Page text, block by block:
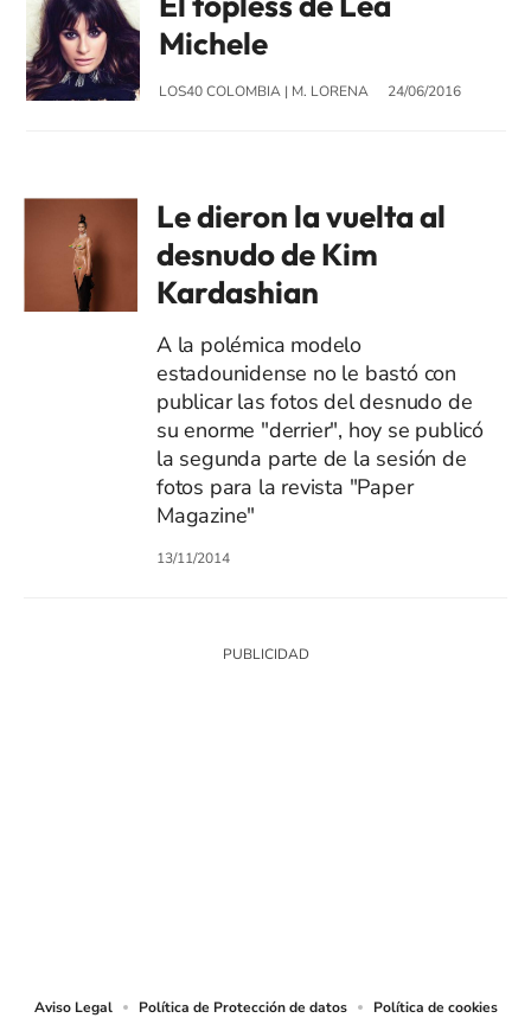
Michele
LOS40 COLOMBIA| M. LORENA 24/06/2016
Le dieron la vuelta al
desnudo de Kim
Kardashian
A la polémica modelo
estadounidense no le bastó con
publicar las fotos del desnudo de
su enorme "derrier", hoy se publicó
la segunda parte de la sesión de
fotos para la revista "Paper
Magazine"
13/11/2014
Aviso Legal Política de Protección de datos
Política de cookies